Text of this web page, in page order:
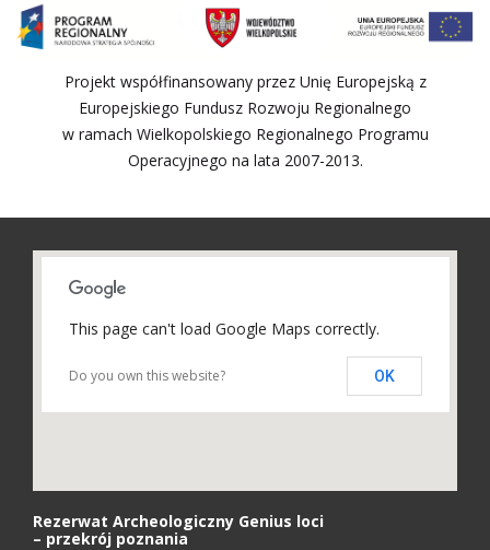
Projekt współfinansowany przez Unię Europejską z
Europejskiego Fundusz Rozwoju Regionalnego
w ramach Wielkopolskiego Regionalnego Programu
Operacyjnego na lata 2007-2013.
This page can't load Google Maps correctly.
Do you own this website? OK
Rezerwat Archeologiczny Genius loci
– przekrój poznania